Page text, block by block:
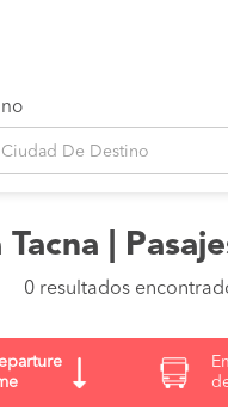
Ciudad De Destino
Tacna |
0 resultados